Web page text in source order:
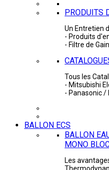
PRODUITS
Un Entretien
- Produits
- Filtre de
Tous les
- Mitsubishi
- Panasonic /
BALLON ECS
BALLON
MONO
Les